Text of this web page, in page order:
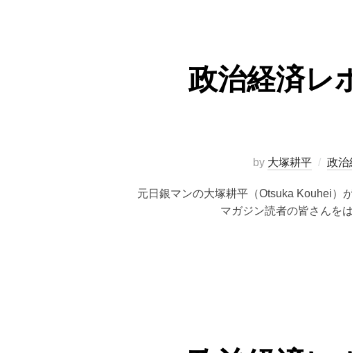
政治経済レ
by 大塚耕平 政治
元日銀マンの大塚耕平（Otsuka Kouhei）
マガジン読者の皆さんを